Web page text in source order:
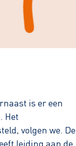
is er een
Het
volgen we. De